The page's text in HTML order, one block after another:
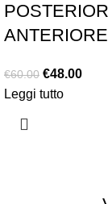
ANTERIORE
€60.00 €48.00
Leggi tutto